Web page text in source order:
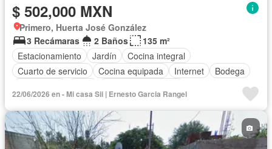
$ 502,000 MXN
Primero, Huerta José González
3 Recámaras
2 Baños
135 m²
Estacionamiento
Jardín
Cocina integral
Cuarto de servicio
Cocina equipada Internet
Bodega
Televisión por cable
Gas natural
Despacho
Zonas verdes
Vista panorámica
Recámara con closet
Conserje
Wifi Permite mascotas
Permite niños
Sin amueblar
22/06/2026 en - Mi casa Sii | Ernesto Garcia Rangel